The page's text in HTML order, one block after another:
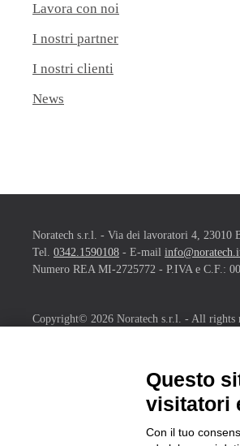
Lavora con noi
I nostri partner
I nostri clienti
News
Noratech s.r.l. - Via dei lavoratori 4,
Tel. 0342.1590108 - E-mail
Numero REA MI-2725772 - P.IVA e C.F.:
Copyright© 2026 Noratech s.r.l. - All rights
NORATECH IN FIERA
Questo
visitatori
Con il tuo